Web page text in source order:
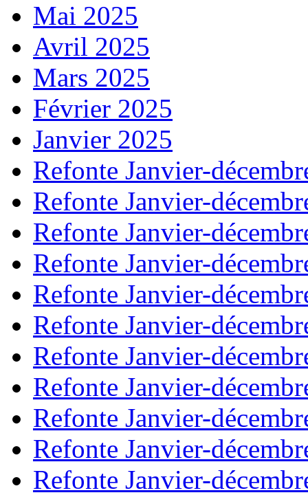
Mai 2025
Avril 2025
Mars 2025
Février 2025
Janvier 2025
Refonte Janvier-
Refonte Janvier-
Refonte Janvier-
Refonte Janvier-
Refonte Janvier-
Refonte Janvier-
Refonte Janvier-
Refonte Janvier-
Refonte Janvier-
Refonte Janvier-
Refonte Janvier-